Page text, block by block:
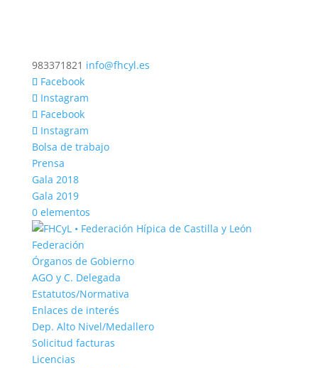
983371821 info@fhcyl.es
Facebook
Instagram
Facebook
Instagram
Bolsa de trabajo
Prensa
Gala 2018
Gala 2019
0 elementos
Federación
Órganos de Gobierno
AGO y C. Delegada
Estatutos/Normativa
Enlaces de interés
Dep. Alto Nivel/Medallero
Solicitud facturas
Licencias